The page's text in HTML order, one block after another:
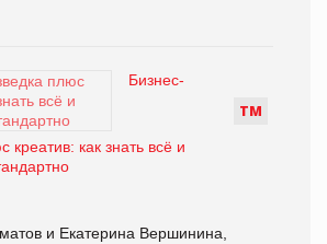
ТМ
Бизнес-
креатив: как знать всё и
и Екатерина Вершинина,